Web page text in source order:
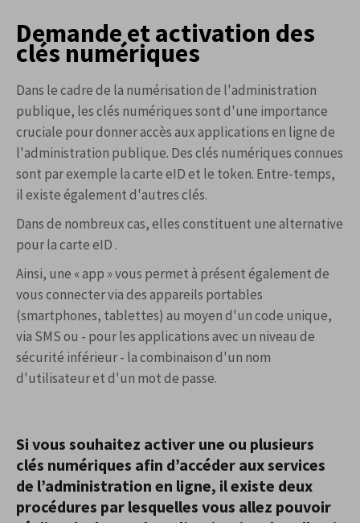
Demande et activation des
clés numériques
Dans le cadre de la numérisation de l'administration
publique, les clés numériques sont d'une importance
cruciale pour donner accès aux applications en ligne de
l'administration publique. Des clés numériques connues
sont par exemple la carte eID et le token. Entre-temps,
il existe également d'autres clés.
Dans de nombreux cas, elles constituent une alternative
pour la carte eID .
Ainsi, une « app » vous permet à présent également de
vous connecter via des appareils portables
(smartphones, tablettes) au moyen d'un code unique,
via SMS ou - pour les applications avec un niveau de
sécurité inférieur - la combinaison d'un nom
d'utilisateur et d'un mot de passe.
Si vous souhaitez activer une ou plusieurs
clés numériques afin d’accéder aux services
de l’administration en ligne, il existe deux
procédures par lesquelles vous allez pouvoir